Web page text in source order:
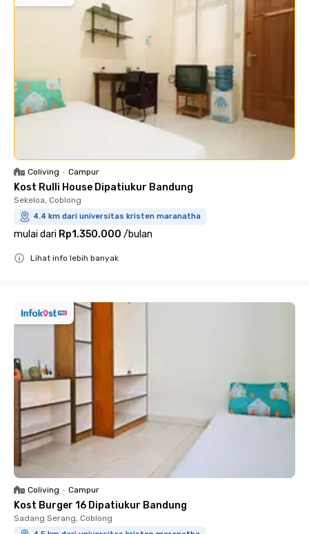
Coliving • Campur
Kost Rulli House Dipatiukur Bandung
Sekeloa, Coblong
4.4 km dari universitas kristen maranatha
mulai dari Rp1.350.000 /bulan
Lihat info lebih banyak
Coliving • Campur
Kost Burger 16 Dipatiukur Bandung
Sadang Serang, Coblong